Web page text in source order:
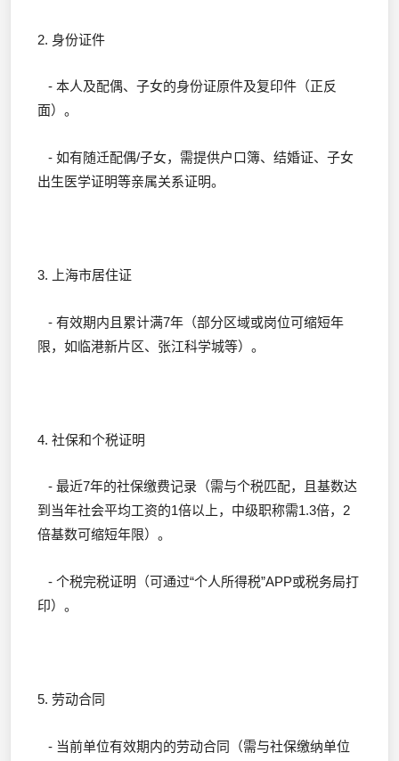
2. 身份证件
- 本人及配偶、子女的身份证原件及复印件（正反
面）。
- 如有随迁配偶/子女，需提供户口簿、结婚证、子女
出生医学证明等亲属关系证明。
3. 上海市居住证
- 有效期内且累计满7年（部分区域或岗位可缩短年
限，如临港新片区、张江科学城等）。
4. 社保和个税证明
- 最近7年的社保缴费记录（需与个税匹配，且基数达
到当年社会平均工资的1倍以上，中级职称需1.3倍，2
倍基数可缩短年限）。
- 个税完税证明（可通过“个人所得税”APP或税务局打
印）。
5. 劳动合同
- 当前单位有效期内的劳动合同（需与社保缴纳单位